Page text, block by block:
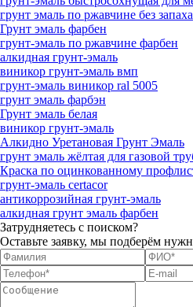
грунт эмаль по ржавчине без запаха
Грунт эмаль фарбен
грунт-эмаль по ржавчине фарбен
алкидная грунт-эмаль
виникор грунт-эмаль вмп
грунт-эмаль виникор ral 5005
грунт эмаль фарбэн
Грунт эмаль белая
виникор грунт-эмаль
Алкидно Уретановая Грунт Эмаль
грунт эмаль жёлтая для газовой
Краска по оцинкованному
грунт-эмаль certacor
антикоррозийная грунт-эмаль
алкидная грунт эмаль фарбен
Затрудняетесь с поиском?
Оставьте заявку, мы подберём